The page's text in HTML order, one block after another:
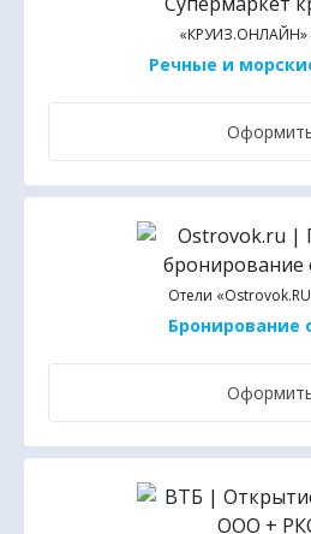
«КРУИЗ.ОНЛАЙН»
Речные и
Отели «Ostrovok.RU»
Бронирование